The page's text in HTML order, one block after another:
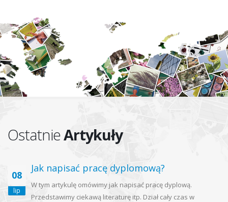
OstatnieArtykuły
08
lip
Jak napisać pracę dyplomową?
W tym artykulę omówimy jak napisać pracę dyplową.
Przedstawimy ciekawą literaturę itp. Dział cały czas w